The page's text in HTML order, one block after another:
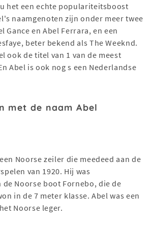
het een echte populariteitsboost
naamgenoten zijn onder meer twee
Gance en Abel Ferrara, en een
beter bekend als The Weeknd.
ook de titel van 1 van de meest
Abel is ook nog s een Nederlandse
met de naam Abel
Noorse zeiler die meedeed aan de
van 1920. Hij was
Noorse boot Fornebo, die de
in de 7 meter klasse. Abel was een
Noorse leger.